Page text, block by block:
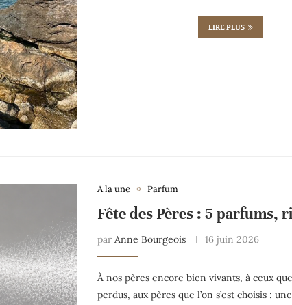
LIRE PLUS
A la une Parfum
Fête des Pères : 5 parfums,
par Anne Bourgeois 16 juin 2026
À nos pères encore bien vivants, à ceux
perdus, aux pères que l’on s’est choisis :